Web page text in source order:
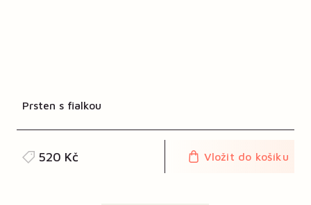
Prsten s fialkou
520 Kč Vložit do košíku